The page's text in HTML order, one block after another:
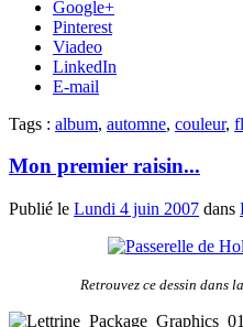
Google+
Pinterest
Viadeo
LinkedIn
E-mail
Tags : album, automne, couleur,
Mon premier raisin...
Publié le Lundi 4 juin 2007 dans
Retrouvez ce dessin dans